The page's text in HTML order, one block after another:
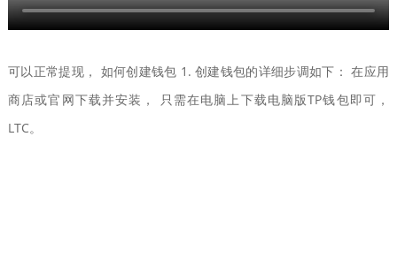
可以正常提现， 如何创建钱包 1. 创建钱包的详细步调如下： 在应用
商店或官网下载并安装， 只需在电脑上下载电脑版TP钱包即可，
LTC。